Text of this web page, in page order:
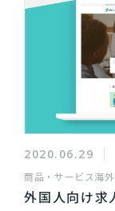
2020.06.29
商品・サービス海
外国人向け